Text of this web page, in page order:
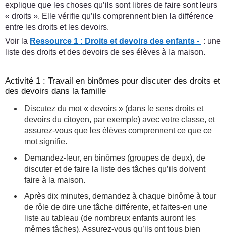
explique que les choses qu’ils sont libres de faire sont leurs
« droits ». Elle vérifie qu’ils comprennent bien la différence
entre les droits et les devoirs.
Voir la Ressource 1 : Droits et devoirs des enfants - : une
liste des droits et des devoirs de ses élèves à la maison.
Activité 1 : Travail en binômes pour discuter des droits et
des devoirs dans la famille
Discutez du mot « devoirs » (dans le sens droits et
devoirs du citoyen, par exemple) avec votre classe, et
assurez-vous que les élèves comprennent ce que ce
mot signifie.
Demandez-leur, en binômes (groupes de deux), de
discuter et de faire la liste des tâches qu’ils doivent
faire à la maison.
Après dix minutes, demandez à chaque binôme à tour
de rôle de dire une tâche différente, et faites-en une
liste au tableau (de nombreux enfants auront les
mêmes tâches). Assurez-vous qu’ils ont tous bien